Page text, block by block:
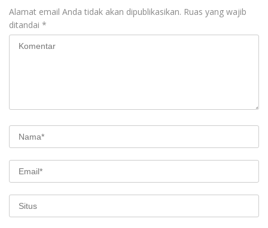
Alamat email Anda tidak akan dipublikasikan. Ruas yang wajib
ditandai *